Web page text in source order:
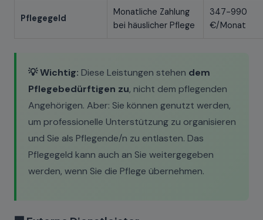
Pflegegeld
Monatliche Zahlung
bei häuslicher Pflege
347-990
€/Monat
💡 Wichtig: Diese Leistungen stehen dem
Pflegebedürftigen zu, nicht dem pflegenden
Angehörigen. Aber: Sie können genutzt werden,
um professionelle Unterstützung zu organisieren
und Sie als Pflegende/n zu entlasten. Das
Pflegegeld kann auch an Sie weitergegeben
werden, wenn Sie die Pflege übernehmen.